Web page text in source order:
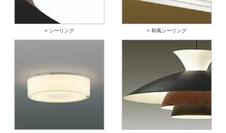
> シーリング > 和風シーリング